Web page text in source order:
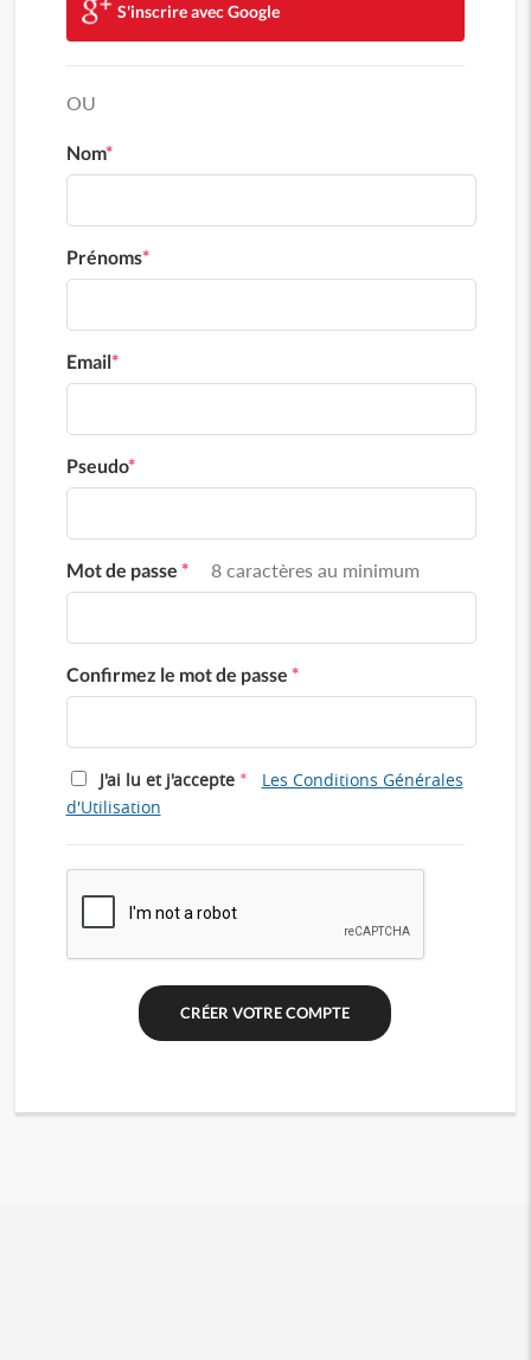
S'inscrire avec Google
OU
Nom*
Prénoms*
Email*
Pseudo*
Mot de passe * 8 caractères au minimum
Confirmez le mot de passe *
J'ai lu et j'accepte *
Les Conditions Générales
d'Utilisation